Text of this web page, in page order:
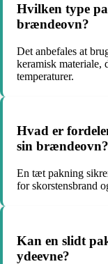
Hvilken type
brændeovn?
Det anbefales at
keramisk materiale,
temperaturer.
Hvad er
sin brændeovn?
En tæt pakning
for skorstensbrand
Kan en slidt
ydeevne?